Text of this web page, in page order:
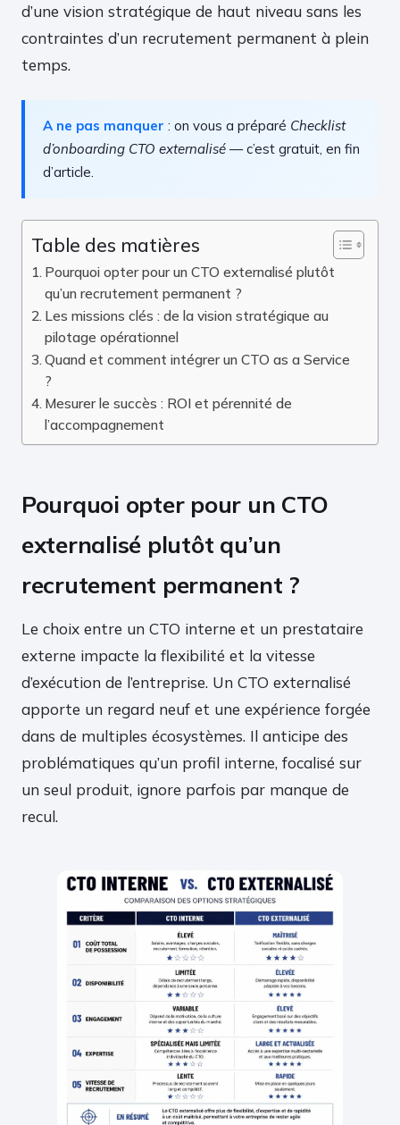
d’une vision stratégique de haut niveau sans les
contraintes d’un recrutement permanent à plein
temps.
A ne pas manquer : on vous a préparé Checklist
d’onboarding CTO externalisé — c’est gratuit, en fin
d’article.
Table des matières
Pourquoi opter pour un CTO externalisé plutôt
qu’un recrutement permanent ?
Les missions clés : de la vision stratégique au
pilotage opérationnel
Quand et comment intégrer un CTO as a Service
?
Mesurer le succès : ROI et pérennité de
l’accompagnement
Pourquoi opter pour un CTO
externalisé plutôt qu’un
recrutement permanent ?
Le choix entre un CTO interne et un prestataire
externe impacte la flexibilité et la vitesse
d’exécution de l’entreprise. Un CTO externalisé
apporte un regard neuf et une expérience forgée
dans de multiples écosystèmes. Il anticipe des
problématiques qu’un profil interne, focalisé sur
un seul produit, ignore parfois par manque de
recul.